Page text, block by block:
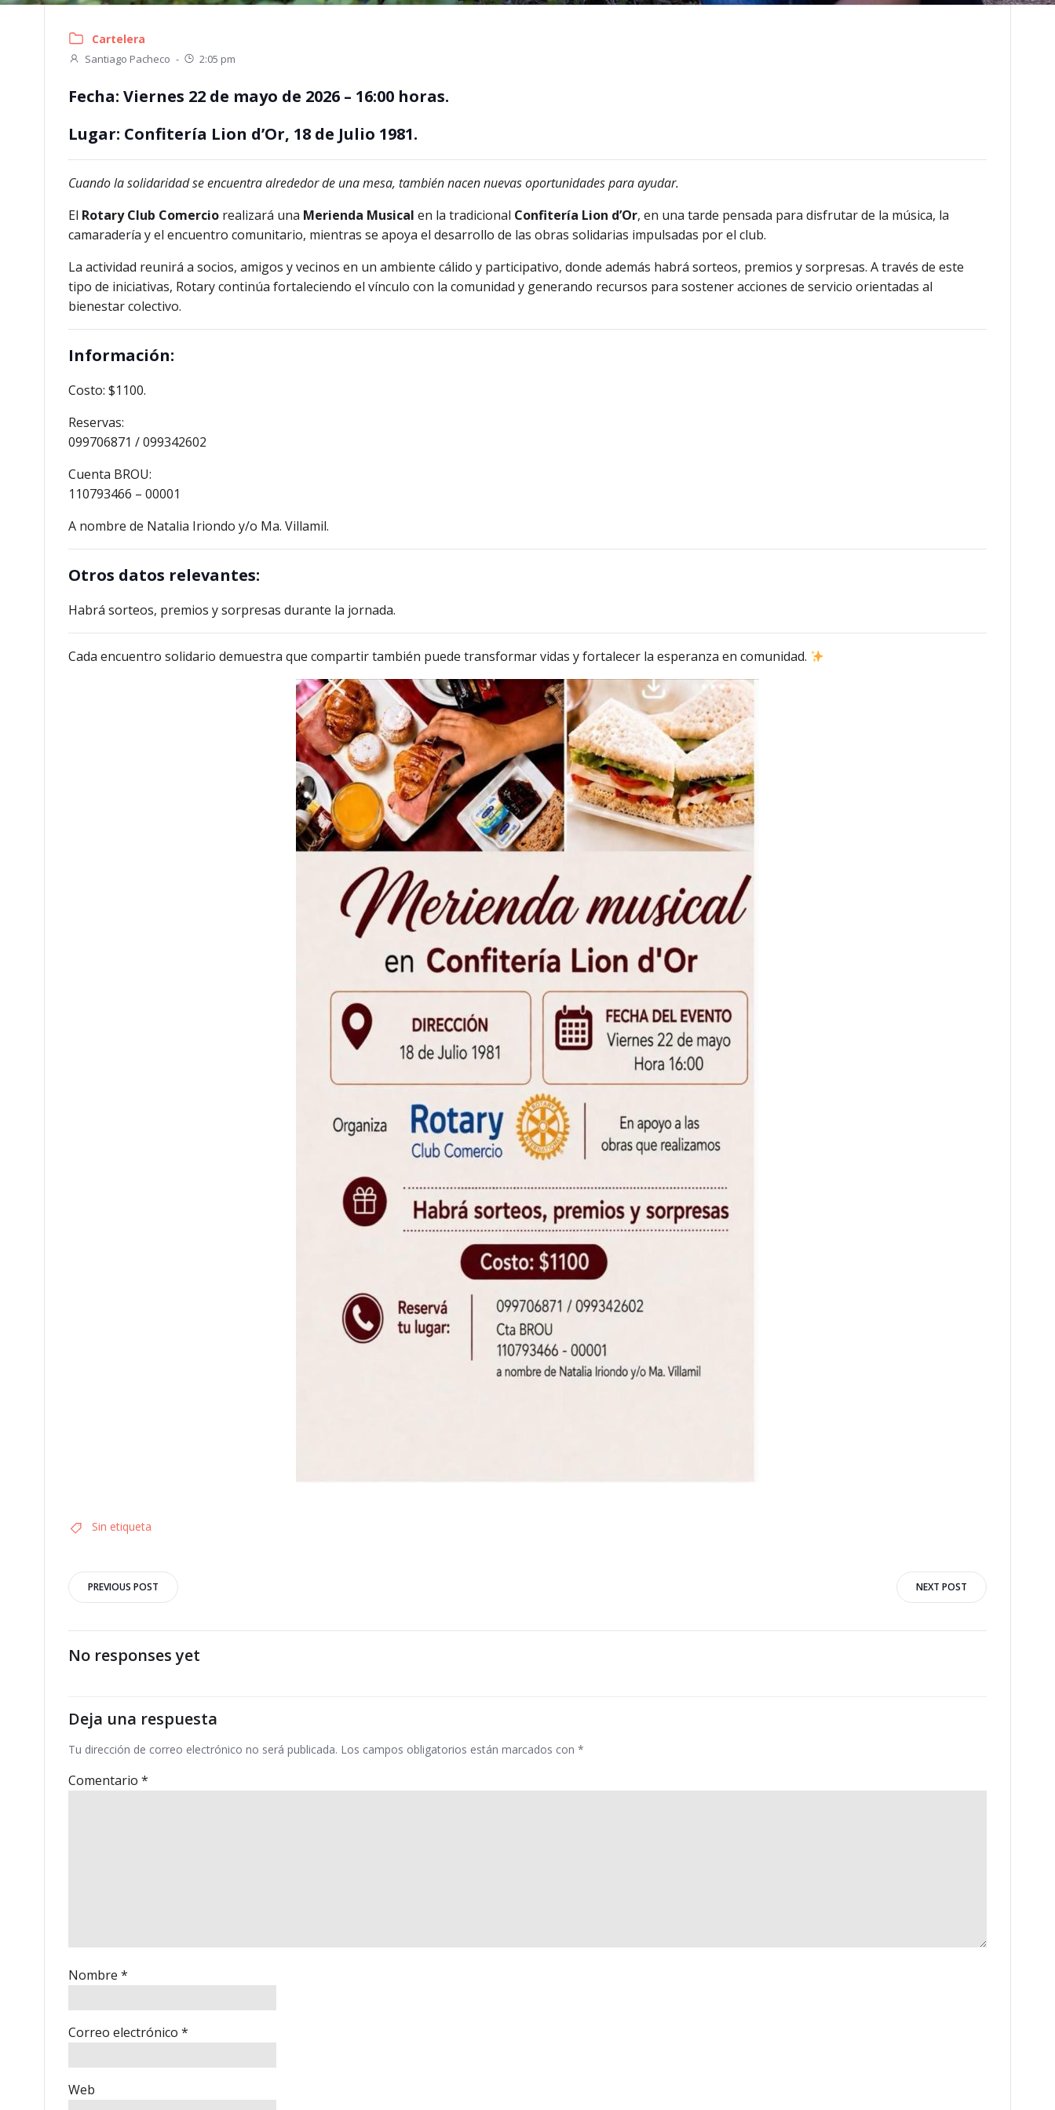
Cartelera
Santiago Pacheco - 2:05 pm
Fecha: Viernes 22 de mayo de 2026 – 16:00 horas.
Lugar: Confitería Lion d’Or, 18 de Julio 1981.
Cuando la solidaridad se encuentra alrededor de una mesa, también nacen nuevas oportunidades para ayudar.
El Rotary Club Comercio realizará una Merienda Musical en la tradicional Confitería Lion d’Or, en una tarde pensada para disfrutar de la música, la
camaradería y el encuentro comunitario, mientras se apoya el desarrollo de las obras solidarias impulsadas por el club.
La actividad reunirá a socios, amigos y vecinos en un ambiente cálido y participativo, donde además habrá sorteos, premios y sorpresas. A través de este
tipo de iniciativas, Rotary continúa fortaleciendo el vínculo con la comunidad y generando recursos para sostener acciones de servicio orientadas al
bienestar colectivo.
Información:
Costo: $1100.
Reservas:
099706871 / 099342602
Cuenta BROU:
110793466 – 00001
A nombre de Natalia Iriondo y/o Ma. Villamil.
Otros datos relevantes:
Habrá sorteos, premios y sorpresas durante la jornada.
Cada encuentro solidario demuestra que compartir también puede transformar vidas y fortalecer la esperanza en comunidad.
Sin etiqueta
Navegación
por
las
entradas
PREVIOUS POST
por
NEXT POST
No responses yet
Deja una respuesta
Tu dirección de correo electrónico no será publicada. Los campos obligatorios están marcados con *
Comentario *
Nombre *
Correo electrónico *
Web